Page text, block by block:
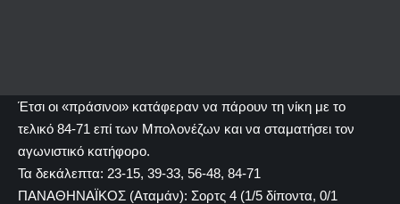
Έτσι οι «πράσινοι» κατάφεραν να πάρουν τη νίκη με το
τελικό 84-71 επί των Μπολονέζων και να σταματήσει τον
αγωνιστικό κατήφορο.
Τα δεκάλεπτα: 23-15, 39-33, 56-48, 84-71
ΠΑΝΑΘΗΝΑΪΚΟΣ (Αταμάν): Σορτς 4 (1/5 δίποντα, 0/1